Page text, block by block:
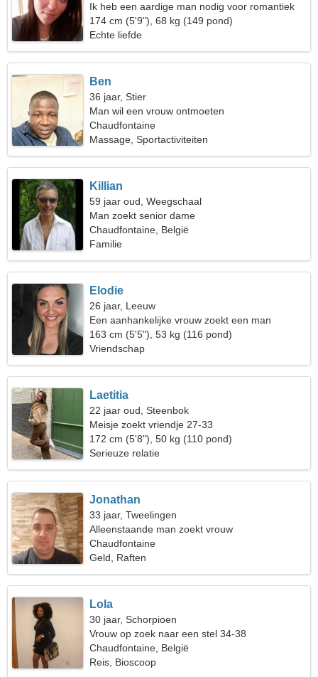
Ik heb een aardige man nodig voor romantiek
174 cm (5'9"), 68 kg (149 pond)
Echte liefde
Ben
36 jaar, Stier
Man wil een vrouw ontmoeten
Chaudfontaine
Massage, Sportactiviteiten
Killian
59 jaar oud, Weegschaal
Man zoekt senior dame
Chaudfontaine, België
Familie
Elodie
26 jaar, Leeuw
Een aanhankelijke vrouw zoekt een man
163 cm (5'5"), 53 kg (116 pond)
Vriendschap
Laetitia
22 jaar oud, Steenbok
Meisje zoekt vriendje 27-33
172 cm (5'8"), 50 kg (110 pond)
Serieuze relatie
Jonathan
33 jaar, Tweelingen
Alleenstaande man zoekt vrouw
Chaudfontaine
Geld, Raften
Lola
30 jaar, Schorpioen
Vrouw op zoek naar een stel 34-38
Chaudfontaine, België
Reis, Bioscoop